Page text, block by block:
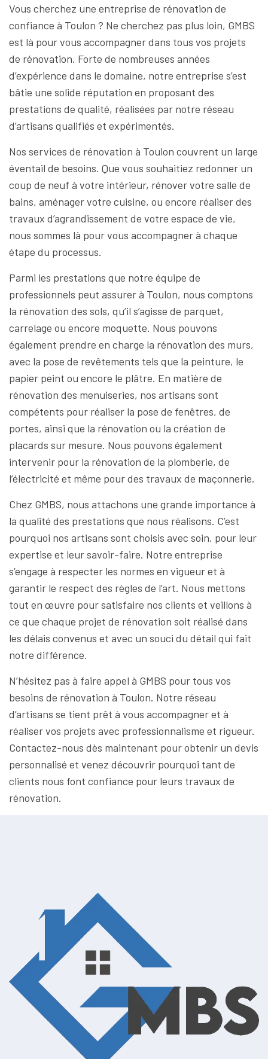
Vous cherchez une entreprise de rénovation de
confiance à Toulon ? Ne cherchez pas plus loin, GMBS
est là pour vous accompagner dans tous vos projets
de rénovation. Forte de nombreuses années
d’expérience dans le domaine, notre entreprise s’est
bâtie une solide réputation en proposant des
prestations de qualité, réalisées par notre réseau
d’artisans qualifiés et expérimentés.
Nos services de rénovation à Toulon couvrent un large
éventail de besoins. Que vous souhaitiez redonner un
coup de neuf à votre intérieur, rénover votre salle de
bains, aménager votre cuisine, ou encore réaliser des
travaux d’agrandissement de votre espace de vie,
nous sommes là pour vous accompagner à chaque
étape du processus.
Parmi les prestations que notre équipe de
professionnels peut assurer à Toulon, nous comptons
la rénovation des sols, qu’il s’agisse de parquet,
carrelage ou encore moquette. Nous pouvons
également prendre en charge la rénovation des murs,
avec la pose de revêtements tels que la peinture, le
papier peint ou encore le plâtre. En matière de
rénovation des menuiseries, nos artisans sont
compétents pour réaliser la pose de fenêtres, de
portes, ainsi que la rénovation ou la création de
placards sur mesure. Nous pouvons également
intervenir pour la rénovation de la plomberie, de
l’électricité et même pour des travaux de maçonnerie.
Chez GMBS, nous attachons une grande importance à
la qualité des prestations que nous réalisons. C’est
pourquoi nos artisans sont choisis avec soin, pour leur
expertise et leur savoir-faire. Notre entreprise
s’engage à respecter les normes en vigueur et à
garantir le respect des règles de l’art. Nous mettons
tout en œuvre pour satisfaire nos clients et veillons à
ce que chaque projet de rénovation soit réalisé dans
les délais convenus et avec un souci du détail qui fait
notre différence.
N’hésitez pas à faire appel à GMBS pour tous vos
besoins de rénovation à Toulon. Notre réseau
d’artisans se tient prêt à vous accompagner et à
réaliser vos projets avec professionnalisme et rigueur.
Contactez-nous dès maintenant pour obtenir un devis
personnalisé et venez découvrir pourquoi tant de
clients nous font confiance pour leurs travaux de
rénovation.